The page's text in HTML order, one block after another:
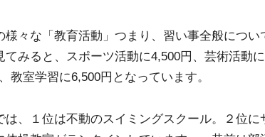
々な「教育活動」つまり、習い事全般につい
みると、スポーツ活動に4,500円、芸術活動
教室学習に6,500円となっています。
、１位は不動のスイミングスクール。２位に